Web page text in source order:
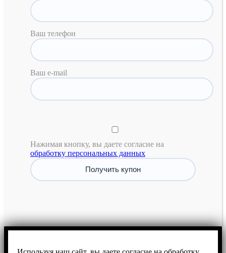
Ваш телефон
Ваш e-mail
Нажимая кнопку, вы даете согласие на
обработку персональных данных